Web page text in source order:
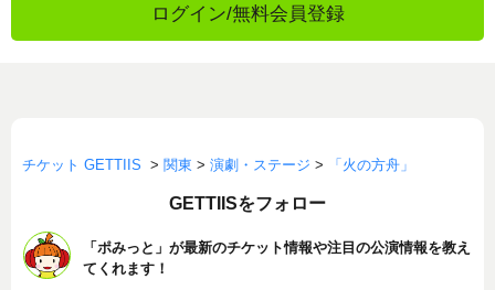
ログイン/無料会員登録
チケット GETTIIS > 関東 > 演劇・ステージ > 「火の方舟」
GETTIISをフォロー
「ポみっと」が最新のチケット情報や注目の公演情報を教え
てくれます！